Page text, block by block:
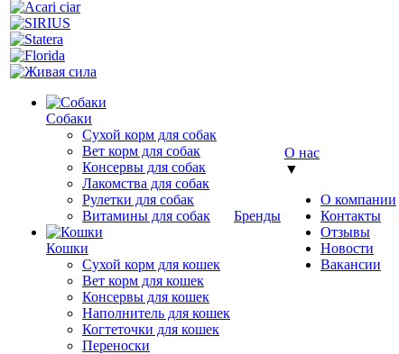
Собаки
Сухой корм для собак
Вет корм для собак
Консервы для собак
Лакомства для собак
Рулетки для собак
Витамины для собак
Кошки
Сухой корм для кошек
Вет корм для кошек
Консервы для кошек
Наполнитель для кошек
Когтеточки для кошек
Переноски
Бренды
О нас
▼
О компании
Контакты
Отзывы
Новости
Вакансии